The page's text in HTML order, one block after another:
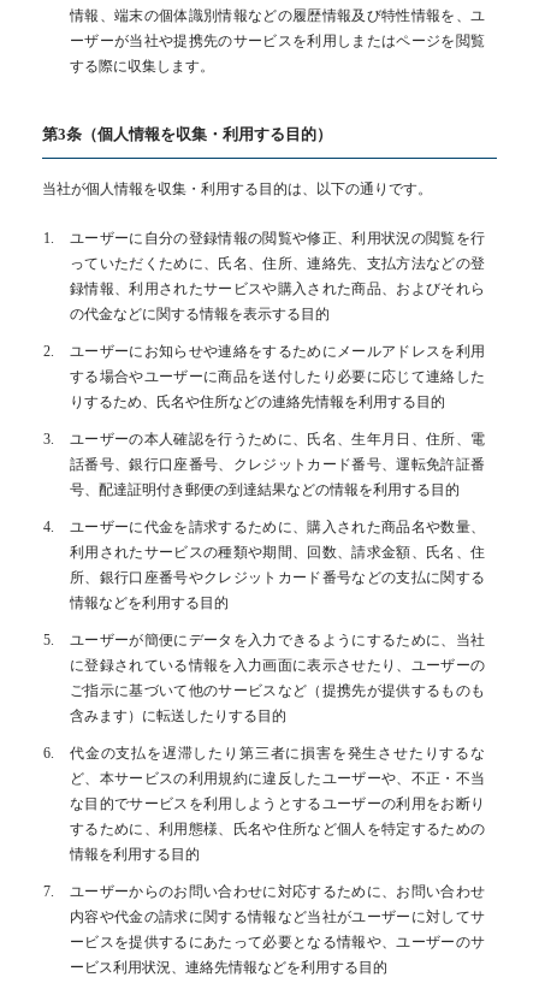
情報、端末の個体識別情報などの履歴情報及び特性情報を、ユ
ーザーが当社や提携先のサービスを利用しまたはページを閲覧
する際に収集します。
第3条（個人情報を収集・利用する目的）
当社が個人情報を収集・利用する目的は、以下の通りです。
ユーザーに自分の登録情報の閲覧や修正、利用状況の閲覧を行
っていただくために、氏名、住所、連絡先、支払方法などの登
録情報、利用されたサービスや購入された商品、およびそれら
の代金などに関する情報を表示する目的
ユーザーにお知らせや連絡をするためにメールアドレスを利用
する場合やユーザーに商品を送付したり必要に応じて連絡した
りするため、氏名や住所などの連絡先情報を利用する目的
ユーザーの本人確認を行うために、氏名、生年月日、住所、電
話番号、銀行口座番号、クレジットカード番号、運転免許証番
号、配達証明付き郵便の到達結果などの情報を利用する目的
ユーザーに代金を請求するために、購入された商品名や数量、
利用されたサービスの種類や期間、回数、請求金額、氏名、住
所、銀行口座番号やクレジットカード番号などの支払に関する
情報などを利用する目的
ユーザーが簡便にデータを入力できるようにするために、当社
に登録されている情報を入力画面に表示させたり、ユーザーの
ご指示に基づいて他のサービスなど（提携先が提供するものも
含みます）に転送したりする目的
代金の支払を遅滞したり第三者に損害を発生させたりするな
ど、本サービスの利用規約に違反したユーザーや、不正・不当
な目的でサービスを利用しようとするユーザーの利用をお断り
するために、利用態様、氏名や住所など個人を特定するための
情報を利用する目的
ユーザーからのお問い合わせに対応するために、お問い合わせ
内容や代金の請求に関する情報など当社がユーザーに対してサ
ービスを提供するにあたって必要となる情報や、ユーザーのサ
ービス利用状況、連絡先情報などを利用する目的